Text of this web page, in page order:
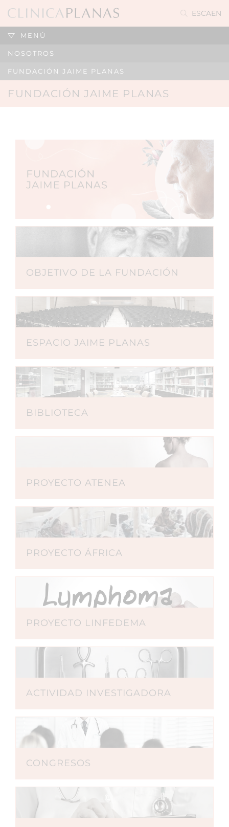
ESCAEN
MENÚ
NOSOTROS
FUNDACIÓN JAIME PLANAS
FUNDACIÓN JAIME PLANAS
OBJETIVO DE LA FUNDACIÓN
ESPACIO JAIME PLANAS
BIBLIOTECA
PROYECTO ATENEA
PROYECTO ÁFRICA
PROYECTO LINFEDEMA
ACTIVIDAD INVESTIGADORA
CONGRESOS